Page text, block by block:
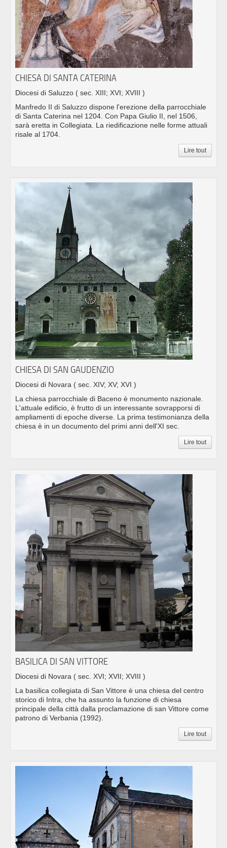
CHIESA DI SANTA CATERINA
Diocesi di Saluzzo ( sec. XIII; XVI; XVIII )
Manfredo II di Saluzzo dispone l'erezione della parrocchiale
di Santa Caterina nel 1204. Con Papa Giulio II, nel 1506,
sarà eretta in Collegiata. La riedificazione nelle forme attuali
risale al 1704.
Lire tout
CHIESA DI SAN GAUDENZIO
Diocesi di Novara ( sec. XIV; XV; XVI )
La chiesa parrocchiale di Baceno è monumento nazionale.
L'attuale edificio, è frutto di un interessante sovrapporsi di
ampliamenti di epoche diverse. La prima testimonianza della
chiesa è in un documento del primi anni dell'XI sec.
Lire tout
BASILICA DI SAN VITTORE
Diocesi di Novara ( sec. XVI; XVII; XVIII )
La basilica collegiata di San Vittore è una chiesa del centro
storico di Intra, che ha assunto la funzione di chiesa
principale della città dalla proclamazione di san Vittore come
patrono di Verbania (1992).
Lire tout